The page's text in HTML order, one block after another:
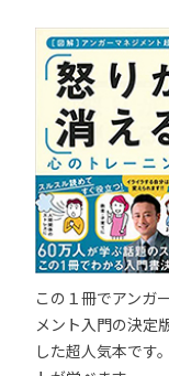
この１冊でアンガ
メント入門の決定
した超人気本です